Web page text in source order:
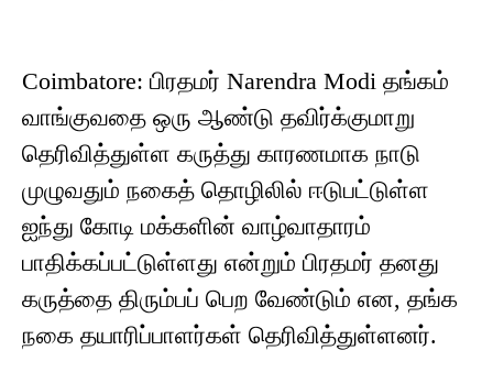
Coimbatore: பிரதமர் Narendra Modi தங்கம்
வாங்குவதை ஒரு ஆண்டு தவிர்க்குமாறு
தெரிவித்துள்ள கருத்து காரணமாக நாடு
முழுவதும் நகைத் தொழிலில் ஈடுபட்டுள்ள
ஐந்து கோடி மக்களின் வாழ்வாதாரம்
பாதிக்கப்பட்டுள்ளது என்றும் பிரதமர் தனது
கருத்தை திரும்பப் பெற வேண்டும் என, தங்க
நகை தயாரிப்பாளர்கள் தெரிவித்துள்ளனர்.